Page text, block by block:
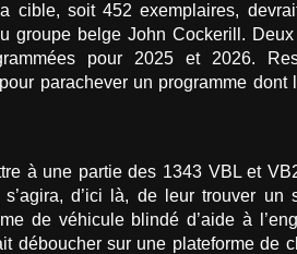
cible, soit 452 exemplaires,
groupe belge John Cockerill.
pour 2025 et 2026.
parachever un programme dont
à une partie des 1343 VBL et
d’ici là, de leur trouver un
de véhicule blindé d’aide à
déboucher sur une plateforme de